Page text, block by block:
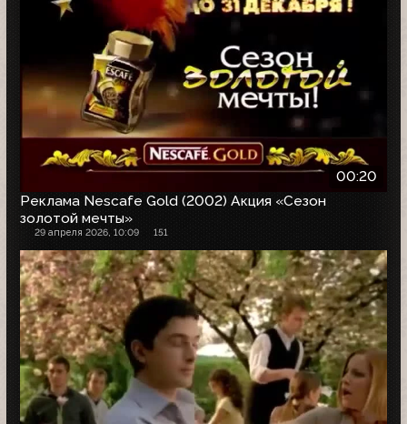
00:20
Реклама Nescafe Gold (2002) Акция «Сезон
золотой мечты»
29 апреля 2026, 10:09 151